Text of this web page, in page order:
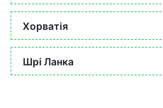
Хорватія
Шрі Ланка